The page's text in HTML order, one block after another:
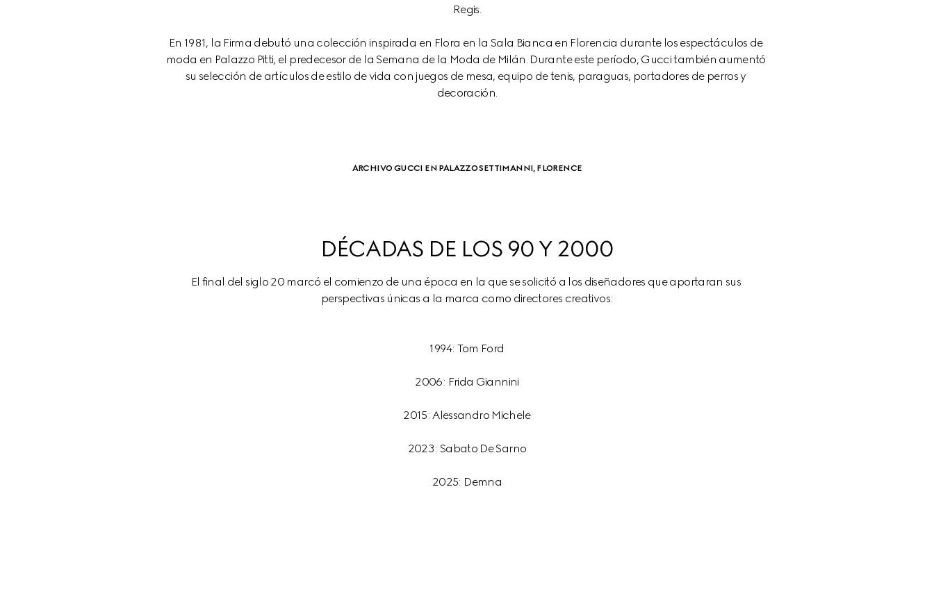
Regis.
En 1981, la Firma debutó una colección inspirada en Flora en la Sala Bianca en Florencia durante los espectáculos de
moda en Palazzo Pitti, el predecesor de la Semana de la Moda de Milán. Durante este período, Gucci también aumentó
su selección de ‌‌artículos de estilo de vida‌‌ con juegos de mesa, equipo de tenis, paraguas, portadores de perros y
‌‌decoración‌‌.
ARCHIVO GUCCI EN PALAZZO SETTIMANNI, FLORENCE
DÉCADAS DE LOS 90 Y 2000
El final del siglo 20 marcó el comienzo de una época en la que se solicitó a los diseñadores que aportaran sus
1994: Tom Ford
2006: Frida Giannini
2015: Alessandro Michele
2023: Sabato De Sarno
2025: Demna